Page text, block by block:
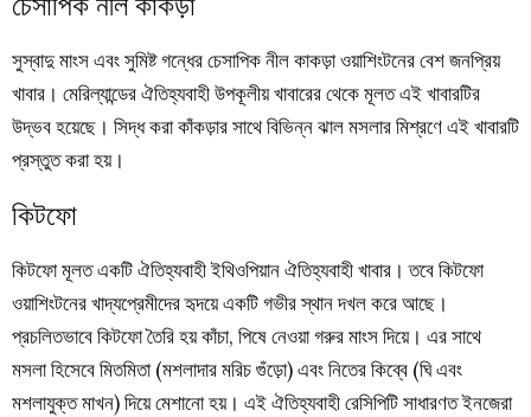
সুস্বাদু মাংস এবং সুমিষ্ট গন্ধের চেসাপিক নীল কাকড়া ওয়াশিংটনের বেশ জনপ্রিয়
খাবার। মেরিল্যান্ডের ঐতিহ্যবাহী উপকূলীয় খাবারের থেকে মূলত এই খাবারটির
উদ্ভব হয়েছে। সিদ্ধ করা কাঁকড়ার সাথে বিভিন্ন ঝাল মসলার মিশ্রণে এই খাবারটি
প্রস্তুত করা হয়।
কিটফো
কিটফো মূলত একটি ঐতিহ্যবাহী ইথিওপিয়ান ঐতিহ্যবাহী খাবার। তবে কিটফো
ওয়াশিংটনের খাদ্যপ্রেমীদের হৃদয়ে একটি গভীর স্থান দখল করে আছে।
প্রচলিতভাবে কিটফো তৈরি হয় কাঁচা, পিষে নেওয়া গরুর মাংস দিয়ে। এর সাথে
মসলা হিসেবে মিতমিতা (মশলাদার মরিচ গুঁড়ো) এবং নিতের কিব্বে (ঘি এবং
মশলাযুক্ত মাখন) দিয়ে মেশানো হয়। এই ঐতিহ্যবাহী রেসিপিটি সাধারণত ইনজেরা